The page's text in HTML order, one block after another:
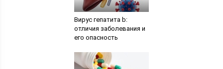
Вирус гепатита b:
отличия заболевания и
его опасность